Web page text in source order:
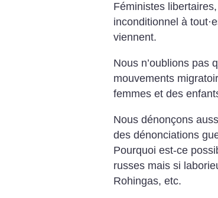
Féministes
inconditionnel à tout·
viennent.
Nous n’oublions pas
mouvements
femmes et des
Nous dénonçons
des dénonciations
Pourquoi est-ce
russes mais si
Rohingas, etc.